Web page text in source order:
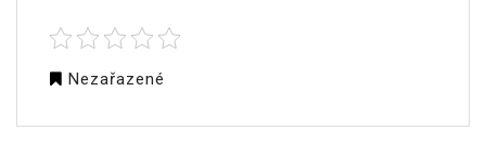
Nezařazené